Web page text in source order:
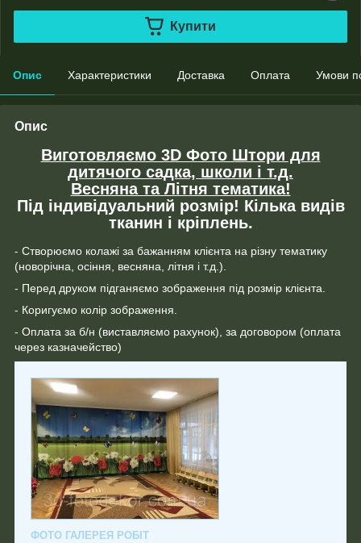
Купити
Опис Характеристики Доставка Оплата Умови
Опис
Виготовляємо 3D Фото Штори для
дитячого садка, школи і т.д.
Весняна та Літня тематика!
Під індивідуальний розмір! Кілька видів
тканин і кріплень.
- Створюємо колажі за бажанням клієнта на різну тематику
(новорічна, осіння, весняна, літня і т.д.).
- Перед друком підганяємо зображення під розмір клієнта.
- Коригуємо колір зображення.
- Оплата за б/н (виставляємо рахунок), за договором (оплата
через казначейство)
ФОТО ГАЛЕРЕЯ РОБІТ